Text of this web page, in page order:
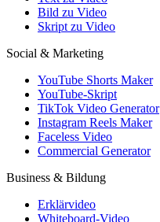
Bild zu Video
Skript zu Video
Social & Marketing
YouTube Shorts Maker
YouTube-Skript
TikTok Video Generator
Instagram Reels Maker
Faceless Video
Commercial Generator
Business & Bildung
Erklärvideo
Whiteboard-Video